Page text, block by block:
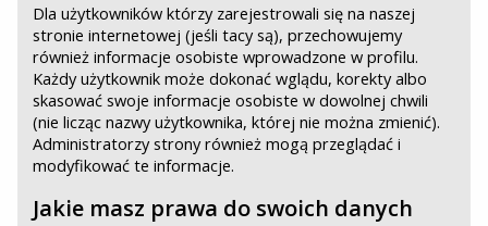
Dla użytkowników którzy zarejestrowali się na naszej
stronie internetowej (jeśli tacy są), przechowujemy
również informacje osobiste wprowadzone w profilu.
Każdy użytkownik może dokonać wglądu, korekty albo
skasować swoje informacje osobiste w dowolnej chwili
(nie licząc nazwy użytkownika, której nie można zmienić).
Administratorzy strony również mogą przeglądać i
modyfikować te informacje.
Jakie masz prawa do swoich danych